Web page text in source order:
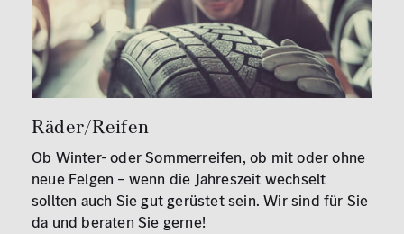
Räder/Reifen
Ob Winter- oder Sommerreifen, ob mit oder ohne
neue Felgen – wenn die Jahreszeit wechselt
sollten auch Sie gut gerüstet sein. Wir sind für Sie
da und beraten Sie gerne!